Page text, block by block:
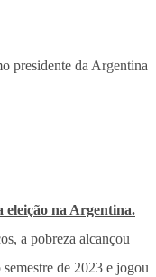
presidente da Argentina
eleição na Argentina.
a pobreza alcançou
de 2023 e jogou